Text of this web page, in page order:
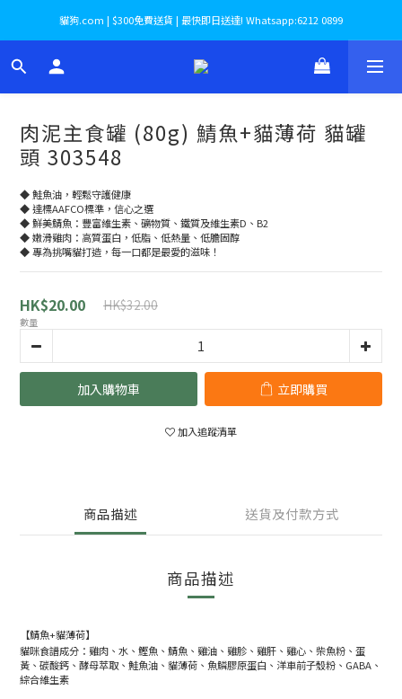
貓狗.com | $300免費送貨 | 最快即日送達! Whatsapp:6212 0899
肉泥主食罐 (80g) 鯖魚+貓薄荷 貓罐
頭 303548
◆ 鮭魚油，輕鬆守護健康
◆ 達標AAFCO標準，信心之選
◆ 鮮美鯖魚：豐富維生素、礦物質、鐵質及維生素D、B2
◆ 嫩滑雞肉：高質蛋白，低脂、低熱量、低膽固醇
◆ 專為挑嘴貓打造，每一口都是最愛的滋味！
HK$20.00 HK$32.00
數量
加入購物車 立即購買
加入追蹤清單
商品描述 送貨及付款方式
商品描述
【鯖魚+貓薄荷】
貓咪食譜成分：雞肉、水、鰹魚、鯖魚、雞油、雞胗、雞肝、雞心、柴魚粉、蛋
黃、碳酸鈣、酵母萃取、鮭魚油、貓薄荷、魚鱗膠原蛋白、洋車前子殼粉、GABA、
綜合維生素